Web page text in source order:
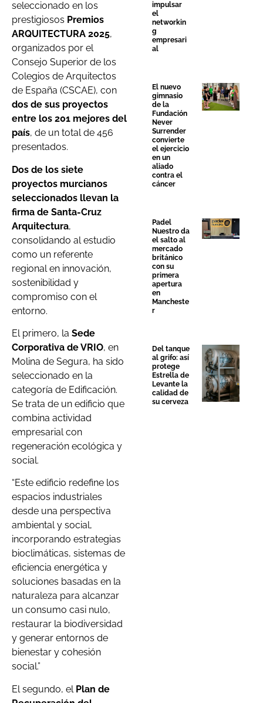
seleccionado en los
prestigiosos Premios
ARQUITECTURA 2025,
organizados por el
Consejo Superior de los
Colegios de Arquitectos
de España (CSCAE), con
dos de sus proyectos
entre los 201 mejores del
país, de un total de 456
presentados.
Dos de los siete
proyectos murcianos
seleccionados llevan la
firma de Santa-Cruz
Arquitectura,
consolidando al estudio
como un referente
regional en innovación,
sostenibilidad y
compromiso con el
entorno.
El primero, la Sede
Corporativa de VRIO, en
Molina de Segura, ha sido
seleccionado en la
categoría de Edificación.
Se trata de un edificio que
combina actividad
empresarial con
regeneración ecológica y
social.
“Este edificio redefine los
espacios industriales
desde una perspectiva
ambiental y social,
incorporando estrategias
bioclimáticas, sistemas de
eficiencia energética y
soluciones basadas en la
naturaleza para alcanzar
un consumo casi nulo,
restaurar la biodiversidad
y generar entornos de
bienestar y cohesión
social.”
El segundo, el Plan de
impulsar
el
networkin
g
empresari
al
El nuevo
gimnasio
de la
Fundación
Never
Surrender
convierte
el ejercicio
en un
aliado
contra el
cáncer
Padel
Nuestro da
el salto al
mercado
británico
con su
primera
apertura
en
Mancheste
r
Del tanque
al grifo: así
protege
Estrella de
Levante la
calidad de
su cerveza